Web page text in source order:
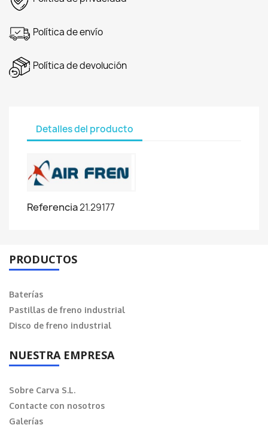
Política de envío
Política de devolución
Detalles del producto
Referencia21.29177
PRODUCTOS
Baterías
Pastillas de freno industrial
Disco de freno industrial
NUESTRA EMPRESA
Sobre Carva S.L.
Contacte con nosotros
Galerías